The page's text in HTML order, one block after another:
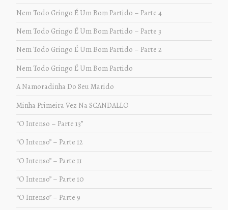
Nem Todo Gringo É Um Bom Partido – Parte 4
Nem Todo Gringo É Um Bom Partido – Parte 3
Nem Todo Gringo É Um Bom Partido – Parte 2
Nem Todo Gringo É Um Bom Partido
A Namoradinha Do Seu Marido
Minha Primeira Vez Na SCANDALLO
“O Intenso – Parte 13”
“O Intenso” – Parte 12
“O Intenso” – Parte 11
“O Intenso” – Parte 10
“O Intenso” – Parte 9